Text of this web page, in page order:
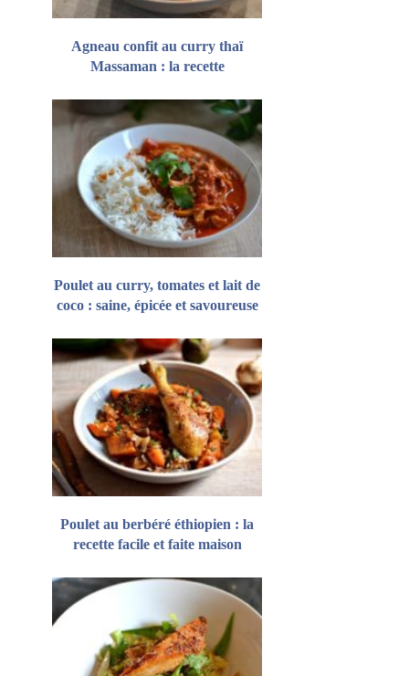
Agneau confit au curry thaï
Massaman : la recette
Poulet au curry, tomates et lait de
coco : saine, épicée et savoureuse
Poulet au berbéré éthiopien : la
recette facile et faite maison